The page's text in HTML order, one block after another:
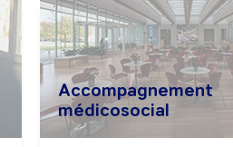
Accompagnement
médicosocial